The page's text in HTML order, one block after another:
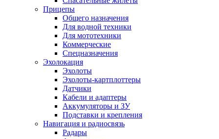
Прицепы
Общего назначения
Для водной техники
Для мототехники
Коммерческие
Спецназначения
Эхолокация
Эхолоты
Эхолоты-картплоттеры
Датчики
Кабели и адаптеры
Аккумуляторы и ЗУ
Подставки и крепления
Навигация и радиосвязь
Радары